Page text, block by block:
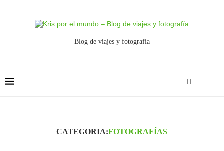
Blog de viajes y fotografía
CATEGORIA:FOTOGRAFÍAS